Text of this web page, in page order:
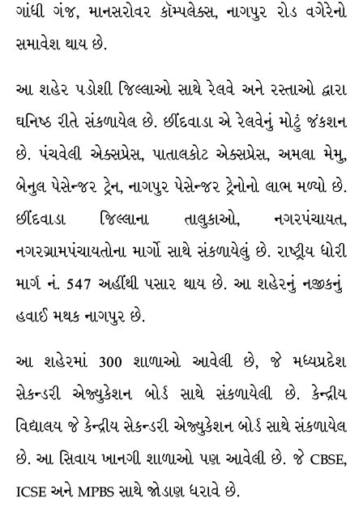
ગાંધી ગંજ, માનસરોવર કૉમ્પલેક્સ, નાગપુર રોડ વગેરેનો
સમાવેશ થાય છે.
આ શહેર પડોશી જિલ્લાઓ સાથે રેલવે અને રસ્તાઓ દ્વારા
ઘનિષ્ઠ રીતે સંકળાયેલ છે. છીંદવાડા એ રેલવેનું મોટું જંકશન
છે. પંચવેલી એક્સપ્રેસ, પાતાલકોટ એક્સપ્રેસ, અમલા મેમુ,
બેનુલ પેસેન્જર ટ્રેન, નાગપુર પેસેન્જર ટ્રેનોનો લાભ મળ્યો છે.
છીંદવાડા જિલ્લાના તાલુકાઓ, નગરપંચાયત,
નગરગ્રામપંચાયતોના માર્ગો સાથે સંકળાયેલું છે. રાષ્ટ્રીય ધોરી
માર્ગ નં. 547 અહીંથી પસાર થાય છે. આ શહેરનું નજીકનું
હવાઈ મથક નાગપુર છે.
આ શહેરમાં 300 શાળાઓ આવેલી છે, જે મધ્યપ્રદેશ
સેકન્ડરી એજ્યુકેશન બોર્ડ સાથે સંકળાયેલી છે. કેન્દ્રીય
વિદ્યાલય જે કેન્દ્રીય સેકન્ડરી એજ્યુકેશન બોર્ડ સાથે સંકળાયેલ
છે. આ સિવાય ખાનગી શાળાઓ પણ આવેલી છે. જે CBSE,
ICSE અને MPBS સાથે જોડાણ ધરાવે છે.